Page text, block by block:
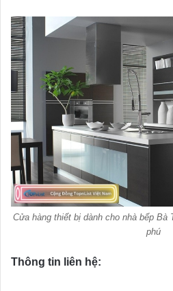
Cửa hàng thiết bị dành cho nhà bếp Bà
phú
Thông tin liên hệ: